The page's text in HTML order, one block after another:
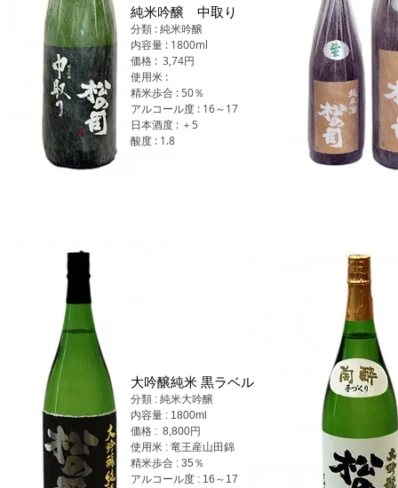
純米吟醸 中取り
分類 : 純米吟醸
内容量 : 1800ml
価格 : 3,74円
使用米 :
精米歩合 : 50％
アルコール度 : 16～17
日本酒度 : ＋5
酸度 : 1.8
大吟醸純米 黒ラベル
分類 : 純米大吟醸
内容量 : 1800ml
価格 : 8,800円
使用米 : 竜王産山田錦
精米歩合 : 35％
アルコール度 : 16～17